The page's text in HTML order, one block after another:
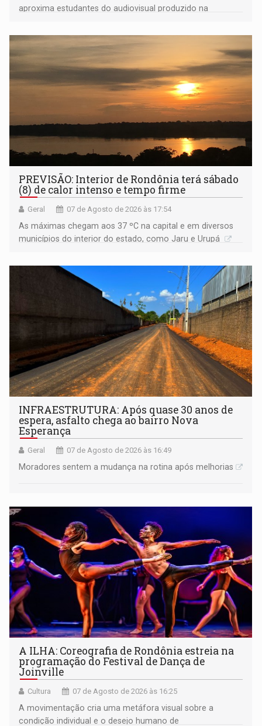
aproxima estudantes do audiovisual produzido na
PREVISÃO: Interior de Rondônia terá sábado
(8) de calor intenso e tempo firme
Geral 07 de Agosto de 2026 às 17:54
As máximas chegam aos 37 ºC na capital e em diversos
municípios do interior do estado, como Jaru e Urupá
INFRAESTRUTURA: Após quase 30 anos de
espera, asfalto chega ao bairro Nova
Esperança
Geral 07 de Agosto de 2026 às 16:49
Moradores sentem a mudança na rotina após melhorias
A ILHA: Coreografia de Rondônia estreia na
programação do Festival de Dança de
Joinville
Cultura 07 de Agosto de 2026 às 16:25
A movimentação cria uma metáfora visual sobre a
condição individual e o desejo humano de